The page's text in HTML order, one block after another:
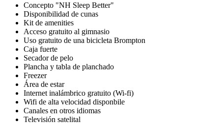
Concepto "NH Sleep Better"
Disponibilidad de cunas
Kit de amenities
Acceso gratuito al gimnasio
Uso gratuito de una bicicleta Brompton
Caja fuerte
Secador de pelo
Plancha y tabla de planchado
Freezer
Área de estar
Internet inalámbrico gratuito (Wi-fi)
Wifi de alta velocidad disponbile
Canales en otros idiomas
Televisión satelital